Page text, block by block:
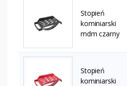
Stopień
kominiarski
mdm czarny
Stopień
kominiarski